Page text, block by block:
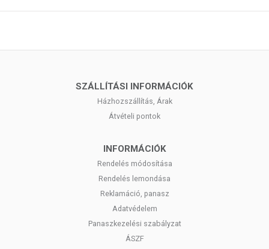
SZÁLLÍTÁSI INFORMÁCIÓK
Házhozszállítás, Árak
Átvételi pontok
INFORMÁCIÓK
Rendelés módosítása
Rendelés lemondása
Reklamáció, panasz
Adatvédelem
Panaszkezelési szabályzat
ÁSZF